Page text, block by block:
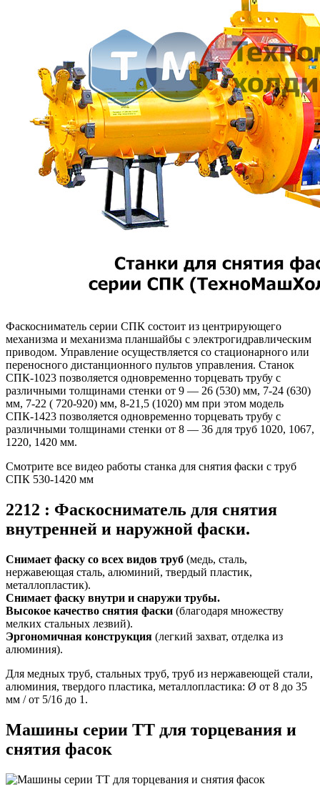
Фаскосниматель серии СПК состоит из центрирующего
механизма и механизма планшайбы с электрогидравлическим
приводом. Управление осуществляется со стационарного или
переносного дистанционного пультов управления. Станок
СПК-1023 позволяется одновременно торцевать трубу с
различными толщинами стенки от 9 — 26 (530) мм, 7-24 (630)
мм, 7-22 ( 720-920) мм, 8-21,5 (1020) мм при этом модель
СПК-1423 позволяется одновременно торцевать трубу с
различными толщинами стенки от 8 — 36 для труб 1020, 1067,
1220, 1420 мм.
Смотрите все видео работы станка для снятия фаски с труб
СПК 530-1420 мм
2212 : Фаскосниматель для снятия
внутренней и наружной фаски.
Снимает фаску со всех видов труб (медь, сталь,
нержавеющая сталь, алюминий, твердый пластик,
металлопластик).
Снимает фаску внутри и снаружи трубы.
Высокое качество снятия фаски (благодаря множеству
мелких стальных лезвий).
Эргономичная конструкция (легкий захват, отделка из
алюминия).
Для медных труб, стальных труб, труб из нержавеющей стали,
алюминия, твердого пластика, металлопластика: Ø от 8 до 35
мм / от 5/16 до 1.
Машины серии ТТ для торцевания и
снятия фасок